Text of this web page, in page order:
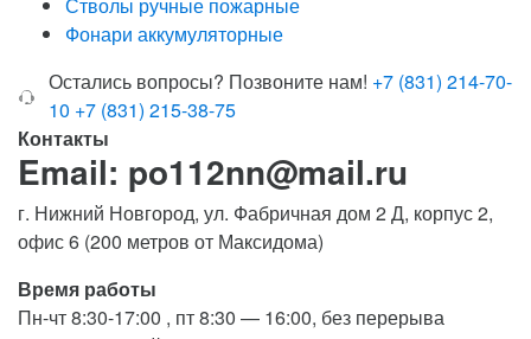
Стволы ручные пожарные
Фонари аккумуляторные
Остались вопросы? Позвоните нам! +7 (831) 214-70-
10 +7 (831) 215-38-75
Контакты
Email: po112nn@mail.ru
г. Нижний Новгород, ул. Фабричная дом 2 Д, корпус 2,
офис 6 (200 метров от Максидома)
Время работы
Пн-чт 8:30-17:00 , пт 8:30 — 16:00, без перерыва